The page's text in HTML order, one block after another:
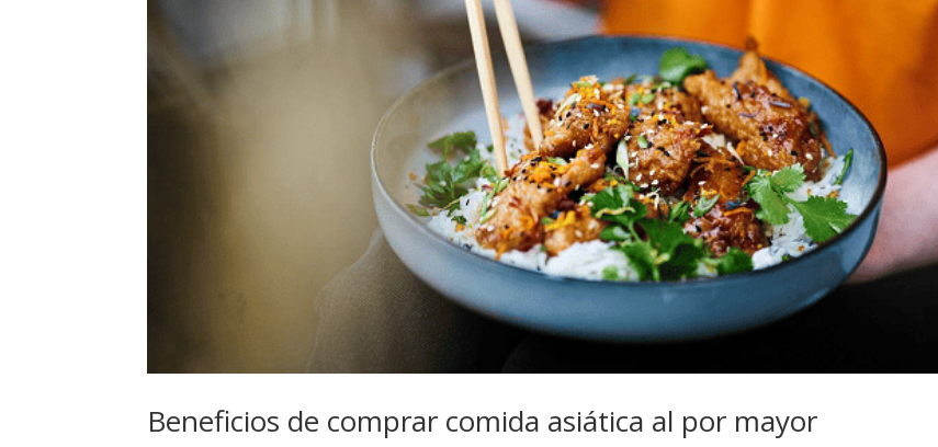
Beneficios de comprar comida asiática al por mayor